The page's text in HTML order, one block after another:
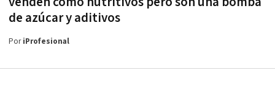
de azúcar y aditivos
PoriProfesional